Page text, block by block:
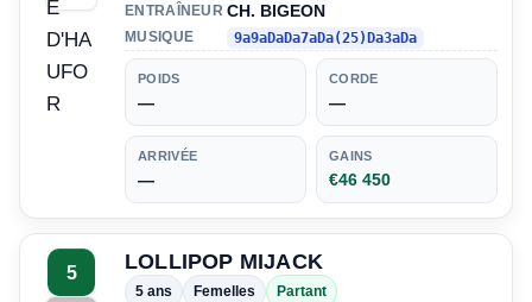
ENTRAÎNEUR CH. BIGEON
MUSIQUE 9a9aDaDa7aDa(25)Da3aDa
POIDS
—
CORDE
—
ARRIVÉE
—
GAINS
€46 450
5 LOLLIPOP MIJACK
5 ans Femelles
Partant